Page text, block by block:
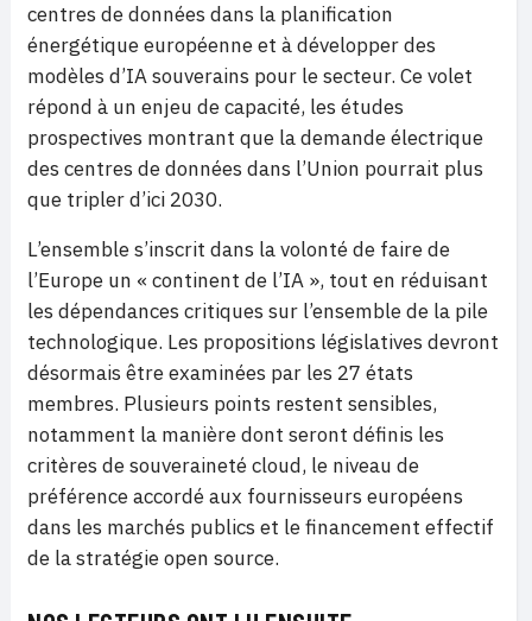
centres de données dans la planification
énergétique européenne et à développer des
modèles d’IA souverains pour le secteur. Ce volet
répond à un enjeu de capacité, les études
prospectives montrant que la demande électrique
des centres de données dans l’Union pourrait plus
que tripler d’ici 2030.
L’ensemble s’inscrit dans la volonté de faire de
l’Europe un « continent de l’IA », tout en réduisant
les dépendances critiques sur l’ensemble de la pile
technologique. Les propositions législatives devront
désormais être examinées par les 27 états
membres. Plusieurs points restent sensibles,
notamment la manière dont seront définis les
critères de souveraineté cloud, le niveau de
préférence accordé aux fournisseurs européens
dans les marchés publics et le financement effectif
de la stratégie open source.